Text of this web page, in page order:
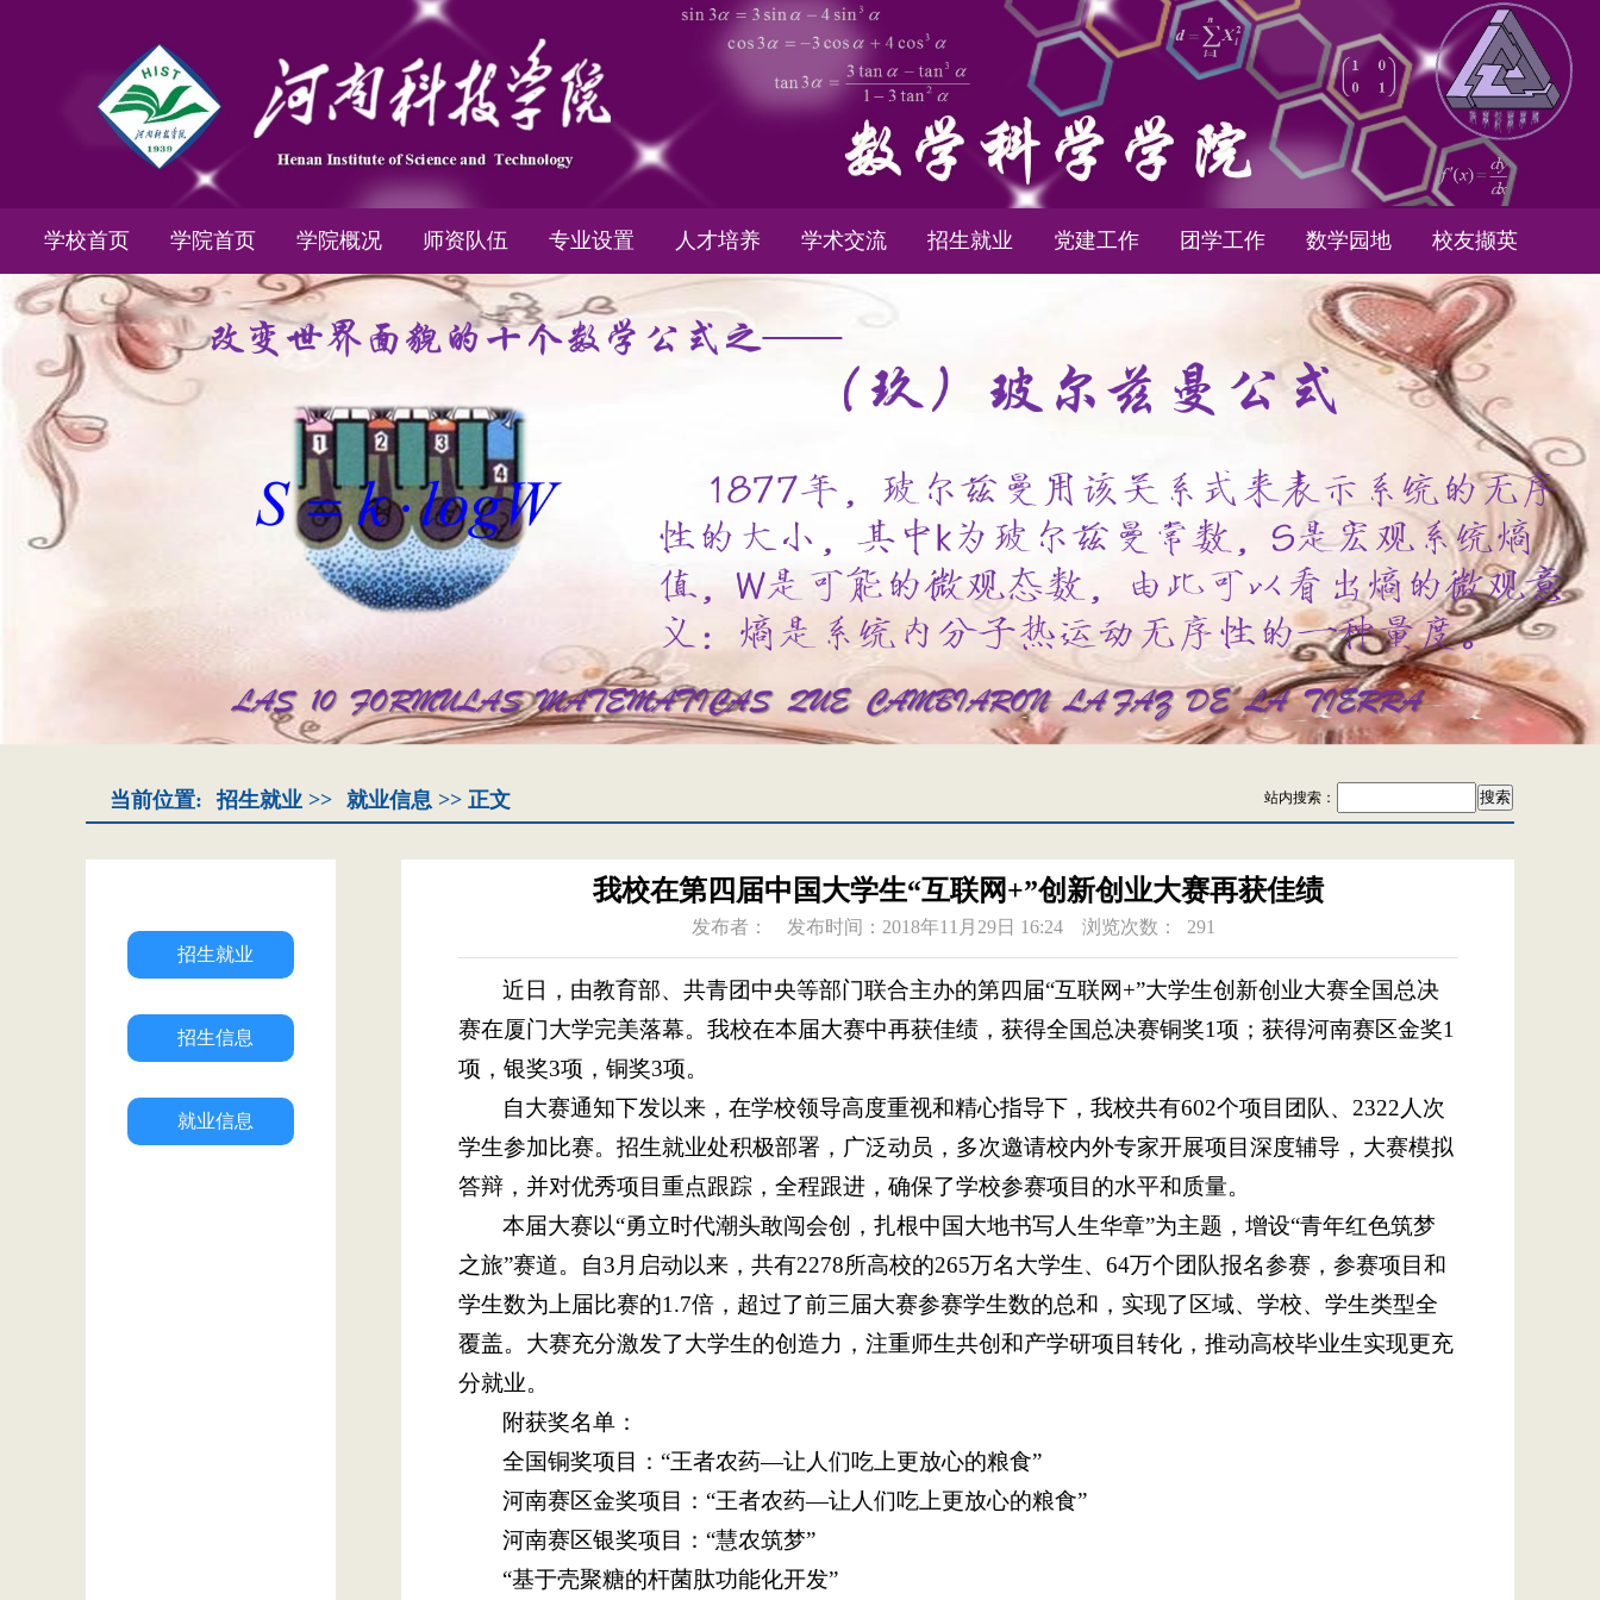
学校首页 学院首页 学院概况 师资队伍 专业设置 人才培养 学术交流 招生就业 党建工作 团学工作 数学园地 校友撷英
当前位置: 招生就业 >> 就业信息 >> 正文 站内搜索：
招生就业
招生信息
就业信息
我校在第四届中国大学生“互联网+”创新创业大赛再获佳绩
发布者： 发布时间：2018年11月29日 16:24 浏览次数： 291
近日，由教育部、共青团中央等部门联合主办的第四届“互联网+”大学生创新创业大赛全国总决
赛在厦门大学完美落幕。我校在本届大赛中再获佳绩，获得全国总决赛铜奖1项；获得河南赛区金奖1
项，银奖3项，铜奖3项。
自大赛通知下发以来，在学校领导高度重视和精心指导下，我校共有602个项目团队、2322人次
学生参加比赛。招生就业处积极部署，广泛动员，多次邀请校内外专家开展项目深度辅导，大赛模拟
答辩，并对优秀项目重点跟踪，全程跟进，确保了学校参赛项目的水平和质量。
本届大赛以“勇立时代潮头敢闯会创，扎根中国大地书写人生华章”为主题，增设“青年红色筑梦
之旅”赛道。自3月启动以来，共有2278所高校的265万名大学生、64万个团队报名参赛，参赛项目和
学生数为上届比赛的1.7倍，超过了前三届大赛参赛学生数的总和，实现了区域、学校、学生类型全
覆盖。大赛充分激发了大学生的创造力，注重师生共创和产学研项目转化，推动高校毕业生实现更充
分就业。
附获奖名单：
全国铜奖项目：“王者农药—让人们吃上更放心的粮食”
河南赛区金奖项目：“王者农药—让人们吃上更放心的粮食”
河南赛区银奖项目：“慧农筑梦”
“基于壳聚糖的杆菌肽功能化开发”